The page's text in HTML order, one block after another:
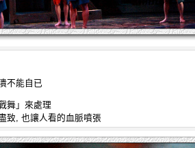
不能自已
舞」來處理
致, 也讓人看的血脈噴張